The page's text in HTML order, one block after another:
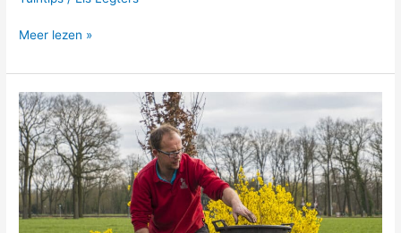
Meer lezen »
12,5
jaar
mislukken
in
klein
blijven